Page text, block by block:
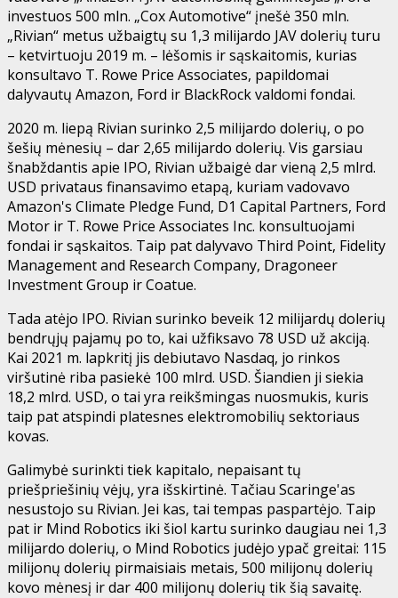
investuos 500 mln. „Cox Automotive“ įnešė 350 mln.
„Rivian“ metus užbaigtų su 1,3 milijardo JAV dolerių turu
– ketvirtuoju 2019 m. – lėšomis ir sąskaitomis, kurias
konsultavo T. Rowe Price Associates, papildomai
dalyvautų Amazon, Ford ir BlackRock valdomi fondai.
2020 m. liepą Rivian surinko 2,5 milijardo dolerių, o po
šešių mėnesių – dar 2,65 milijardo dolerių. Vis garsiau
šnabždantis apie IPO, Rivian užbaigė dar vieną 2,5 mlrd.
USD privataus finansavimo etapą, kuriam vadovavo
Amazon's Climate Pledge Fund, D1 Capital Partners, Ford
Motor ir T. Rowe Price Associates Inc. konsultuojami
fondai ir sąskaitos. Taip pat dalyvavo Third Point, Fidelity
Management and Research Company, Dragoneer
Investment Group ir Coatue.
Tada atėjo IPO. Rivian surinko beveik 12 milijardų dolerių
bendrųjų pajamų po to, kai užfiksavo 78 USD už akciją.
Kai 2021 m. lapkritį jis debiutavo Nasdaq, jo rinkos
viršutinė riba pasiekė 100 mlrd. USD. Šiandien ji siekia
18,2 mlrd. USD, o tai yra reikšmingas nuosmukis, kuris
taip pat atspindi platesnes elektromobilių sektoriaus
kovas.
Galimybė surinkti tiek kapitalo, nepaisant tų
priešpriešinių vėjų, yra išskirtinė. Tačiau Scaringe'as
nesustojo su Rivian. Jei kas, tai tempas paspartėjo. Taip
pat ir Mind Robotics iki šiol kartu surinko daugiau nei 1,3
milijardo dolerių, o Mind Robotics judėjo ypač greitai: 115
milijonų dolerių pirmaisiais metais, 500 milijonų dolerių
kovo mėnesį ir dar 400 milijonų dolerių tik šią savaitę.